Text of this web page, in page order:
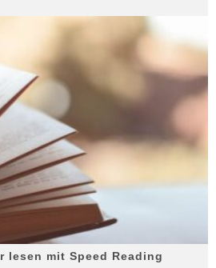
lesen mit Speed Reading